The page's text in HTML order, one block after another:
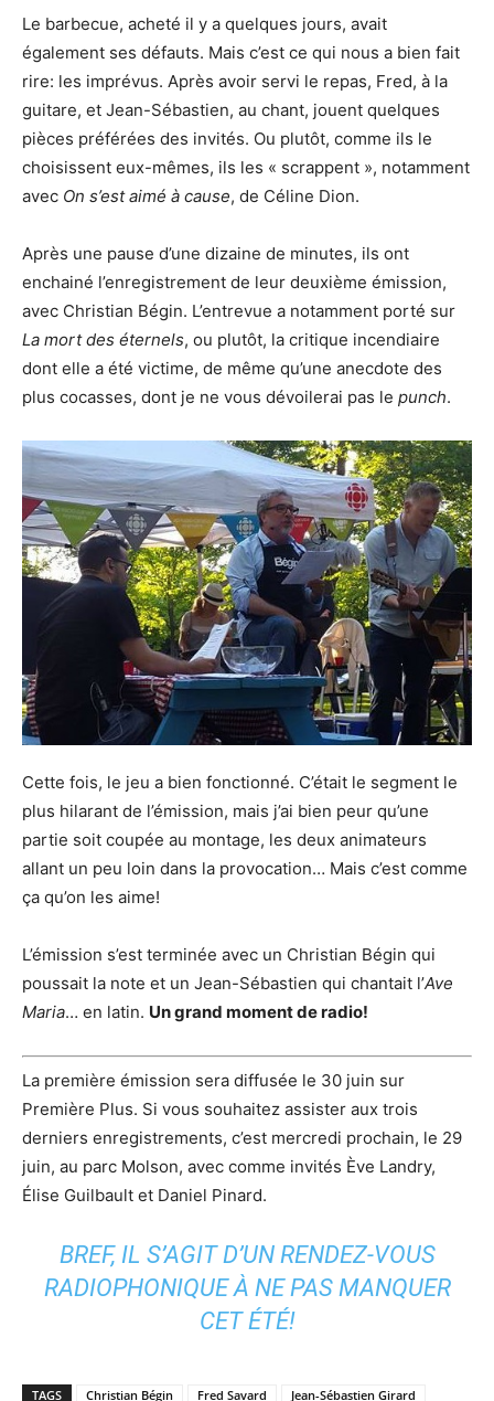
Le barbecue, acheté il y a quelques jours, avait
également ses défauts. Mais c’est ce qui nous a bien fait
rire: les imprévus. Après avoir servi le repas, Fred, à la
guitare, et Jean-Sébastien, au chant, jouent quelques
pièces préférées des invités. Ou plutôt, comme ils le
choisissent eux-mêmes, ils les « scrappent », notamment
avec On s’est aimé à cause, de Céline Dion.
Après une pause d’une dizaine de minutes, ils ont
enchainé l’enregistrement de leur deuxième émission,
avec Christian Bégin. L’entrevue a notamment porté sur
La mort des éternels, ou plutôt, la critique incendiaire
dont elle a été victime, de même qu’une anecdote des
plus cocasses, dont je ne vous dévoilerai pas le punch.
Cette fois, le jeu a bien fonctionné. C’était le segment le
plus hilarant de l’émission, mais j’ai bien peur qu’une
partie soit coupée au montage, les deux animateurs
allant un peu loin dans la provocation… Mais c’est comme
ça qu’on les aime!
L’émission s’est terminée avec un Christian Bégin qui
poussait la note et un Jean-Sébastien qui chantait l’Ave
Maria… en latin. Un grand moment de radio!
La première émission sera diffusée le 30 juin sur
Première Plus. Si vous souhaitez assister aux trois
derniers enregistrements, c’est mercredi prochain, le 29
juin, au parc Molson, avec comme invités Ève Landry,
Élise Guilbault et Daniel Pinard.
BREF, IL S’AGIT D’UN RENDEZ-VOUS
RADIOPHONIQUE À NE PAS MANQUER
CET ÉTÉ!
TAGS Christian Bégin Fred Savard
Jean-Sébastien Girard